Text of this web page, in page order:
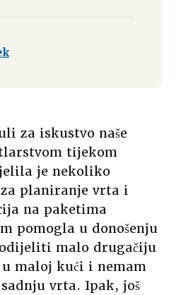
za iskustvo naše
tijekom
je nekoliko
planiranje vrta i
na paketima
pomogla u donošenju
malo drugačiju
maloj kući i nemam
vrta. Ipak, još